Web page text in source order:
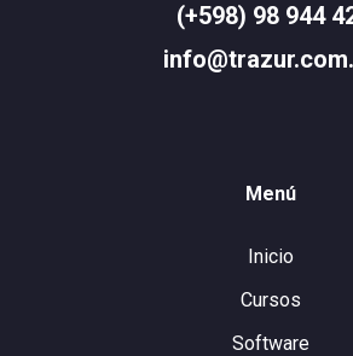
(+598) 98 944
Menú
Inicio
Cursos
Software